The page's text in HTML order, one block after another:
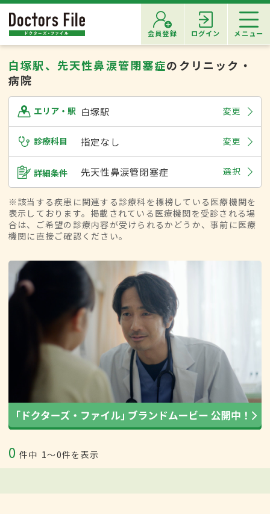
会員登録 ログイン メニュー
白塚駅、先天性鼻涙管閉塞症のクリニック・
病院
エリア・駅 白塚駅 変更
診療科目 指定なし 変更
詳細条件 先天性鼻涙管閉塞症 選択
※該当する疾患に関連する診療科を標榜している医療機関を
表示しております。掲載されている医療機関を受診される場
合は、ご希望の診療内容が受けられるかどうか、事前に医療
機関に直接ご確認ください。
0 件中 1〜0件を表示